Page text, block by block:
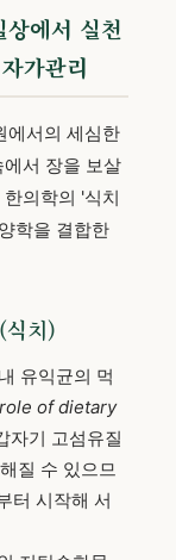
에서 실천
가관리
에서의 세심한
서 장을 보살
의학의 '식치
학을 결합한
식치)
유익균의 먹
of dietary
자기 고섬유질
질 수 있으므
터 시작해 서